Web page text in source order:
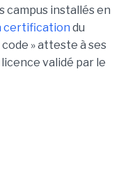
campus installés en
certification du
» atteste à ses
validé par le